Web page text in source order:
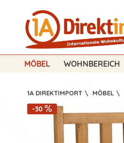
MÖBEL WOHNBEREICH
1A DIREKTIMPORT \ MÖBEL \
-30